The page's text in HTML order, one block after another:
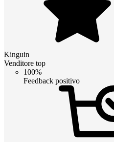
Kinguin
Venditore top
100%
Feedback positivo